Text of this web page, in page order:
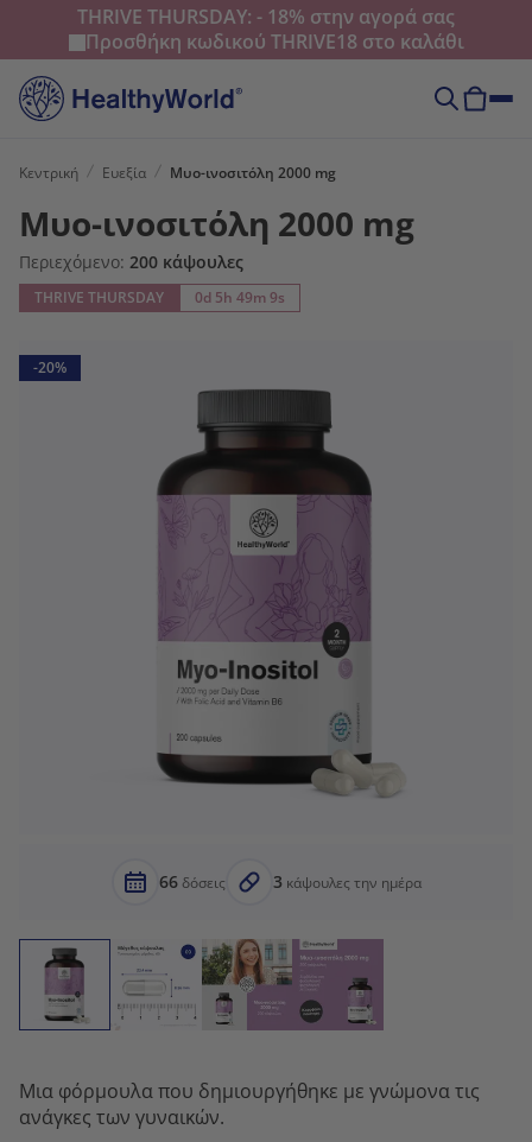
THRIVE THURSDAY: - 18% στην αγορά σας
Προσθήκη κωδικού THRIVE18 στο καλάθι
Κεντρική Ευεξία Mυο-ινοσιτόλη 2000 mg
Mυο-ινοσιτόλη 2000 mg
Περιεχόμενο: 200 κάψουλες
THRIVE THURSDAY 0d 5h 49m 8s
-20%
66δόσεις 3 κάψουλες την ημέρα
Μια φόρμουλα που δημιουργήθηκε με γνώμονα τις
ανάγκες των γυναικών.